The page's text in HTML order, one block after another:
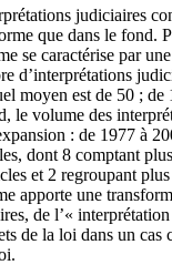
judiciaires
que dans le fond.
se caractérise par
d’interprétations
moyen est de 50 ;
le volume des
: de 1977 à
dont 8 comptant
et 2 regroupant
apporte une
de l’«
de la loi dans un cas